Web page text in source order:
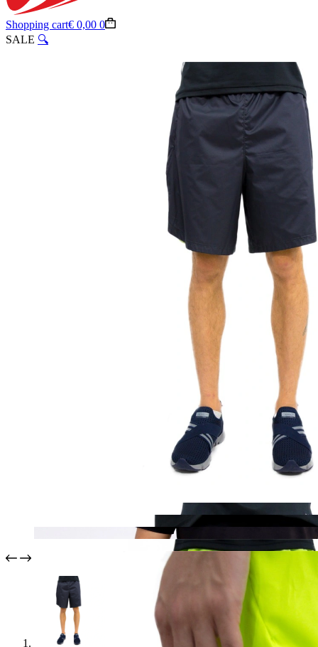
Shopping cart€ 0,00 0
SALE 🔍